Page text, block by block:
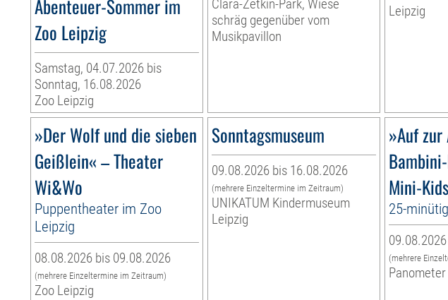
Abenteuer-Sommer im
Zoo Leipzig
Samstag, 04.07.2026 bis
Sonntag, 16.08.2026
Zoo Leipzig
Clara-Zetkin-Park, Wiese
schräg gegenüber vom
Musikpavillon
Leipzig
»Der Wolf und die sieben
Geißlein« – Theater
Wi&Wo
Puppentheater im Zoo
Leipzig
08.08.2026 bis 09.08.2026
(mehrere Einzeltermine im Zeitraum)
Zoo Leipzig
Sonntagsmuseum
09.08.2026 bis 16.08.2026
(mehrere Einzeltermine im Zeitraum)
UNIKATUM Kindermuseum
Leipzig
»Auf
Mini-
25-
(mehrere